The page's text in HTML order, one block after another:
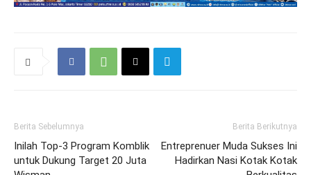
Berita Sebelumnya
Inilah Top-3 Program Komblik
untuk Dukung Target 20 Juta
Berita Berikutnya
Entreprenuer Muda Sukses Ini
Hadirkan Nasi Kotak Kotak